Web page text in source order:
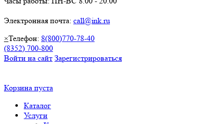
Электронная почта: call@ink.ru
×Телефон: 8(800)770-78-40
(8352) 700-800
Войти на сайт Зарегистрироваться
Корзина пуста
Каталог
Услуги